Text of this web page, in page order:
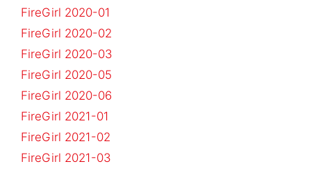
FireGirl 2020-01
FireGirl 2020-02
FireGirl 2020-03
FireGirl 2020-05
FireGirl 2020-06
FireGirl 2021-01
FireGirl 2021-02
FireGirl 2021-03